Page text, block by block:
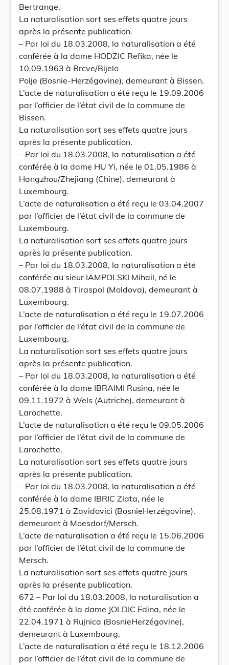
Bertrange.
La naturalisation sort ses effets quatre jours
après la présente publication.
– Par loi du 18.03.2008, la naturalisation a été
conférée à la dame HODZIC Refika, née le
10.09.1963 à Brcve/Bijelo
Polje (Bosnie-Herzégovine), demeurant à Bissen.
L’acte de naturalisation a été reçu le 19.09.2006
par l’officier de l’état civil de la commune de
Bissen.
La naturalisation sort ses effets quatre jours
après la présente publication.
– Par loi du 18.03.2008, la naturalisation a été
conférée à la dame HU Yi, née le 01.05.1986 à
Hangzhou/Zhejiang (Chine), demeurant à
Luxembourg.
L’acte de naturalisation a été reçu le 03.04.2007
par l’officier de l’état civil de la commune de
Luxembourg.
La naturalisation sort ses effets quatre jours
après la présente publication.
– Par loi du 18.03.2008, la naturalisation a été
conférée au sieur IAMPOLSKI Mihail, né le
08.07.1988 à Tiraspol (Moldova), demeurant à
Luxembourg.
L’acte de naturalisation a été reçu le 19.07.2006
par l’officier de l’état civil de la commune de
Luxembourg.
La naturalisation sort ses effets quatre jours
après la présente publication.
– Par loi du 18.03.2008, la naturalisation a été
conférée à la dame IBRAIMI Rusina, née le
09.11.1972 à Wels (Autriche), demeurant à
Larochette.
L’acte de naturalisation a été reçu le 09.05.2006
par l’officier de l’état civil de la commune de
Larochette.
La naturalisation sort ses effets quatre jours
après la présente publication.
– Par loi du 18.03.2008, la naturalisation a été
conférée à la dame IBRIC Zlata, née le
25.08.1971 à Zavidovici (BosnieHerzégovine),
demeurant à Moesdorf/Mersch.
L’acte de naturalisation a été reçu le 15.06.2006
par l’officier de l’état civil de la commune de
Mersch.
La naturalisation sort ses effets quatre jours
après la présente publication.
672 – Par loi du 18.03.2008, la naturalisation a
été conférée à la dame JOLDIC Edina, née le
22.04.1971 à Rujnica (BosnieHerzégovine),
demeurant à Luxembourg.
L’acte de naturalisation a été reçu le 18.12.2006
par l’officier de l’état civil de la commune de